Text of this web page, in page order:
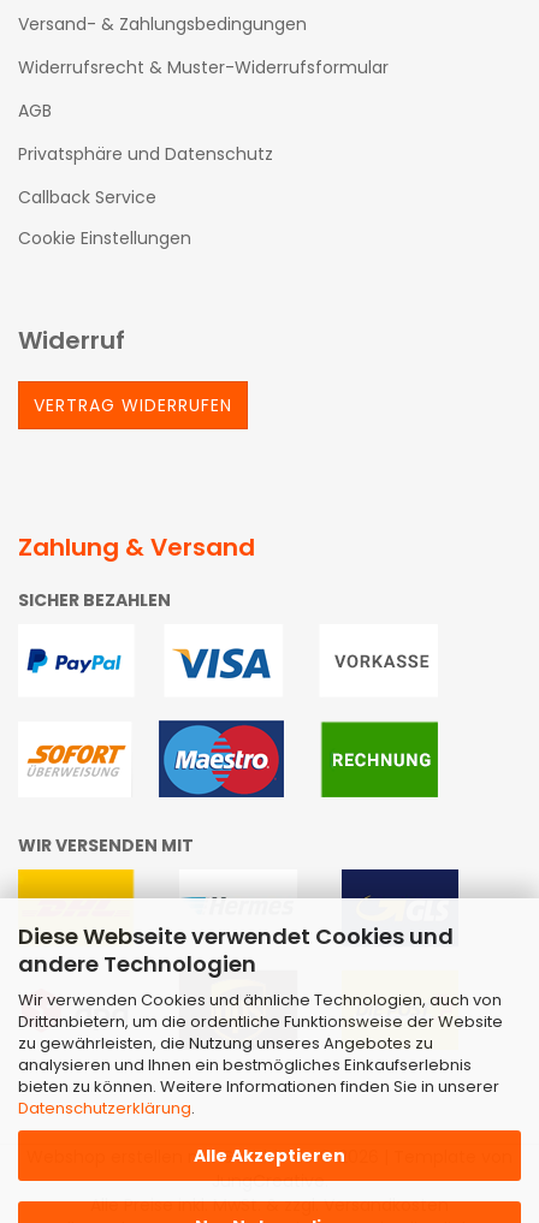
Diese Webseite verwendet Cookies und
andere Technologien
Wir verwenden Cookies und ähnliche Technologien, auch von
Drittanbietern, um die ordentliche Funktionsweise der Website
zu gewährleisten, die Nutzung unseres Angebotes zu
analysieren und Ihnen ein bestmögliches Einkaufserlebnis
bieten zu können. Weitere Informationen finden Sie in unserer
Datenschutzerklärung.
Alle Akzeptieren
Versand- & Zahlungsbedingungen
Widerrufsrecht & Muster-Widerrufsformular
AGB
Privatsphäre und Datenschutz
Callback Service
Cookie Einstellungen
Widerruf
VERTRAG WIDERRUFEN
Zahlung & Versand
SICHER BEZAHLEN
WIR VERSENDEN MIT
mit Gambio.de © 2026 | Template von
JungCreative.
Alle Preise inkl. MwSt. & zzgl. Versandkosten